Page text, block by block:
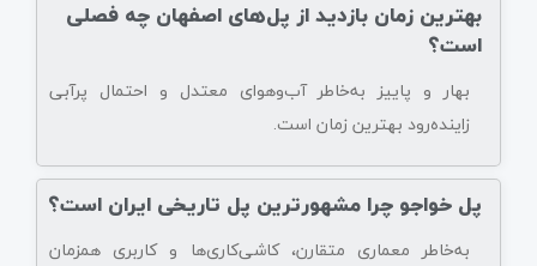
بهترین زمان بازدید از پل‌های اصفهان چه فصلی
است؟
بهار و پاییز به‌خاطر آب‌وهوای معتدل و احتمال پرآبی
زاینده‌رود بهترین زمان است.
پل خواجو چرا مشهورترین پل تاریخی ایران است؟
به‌خاطر معماری متقارن، کاشی‌کاری‌ها و کاربری همزمان